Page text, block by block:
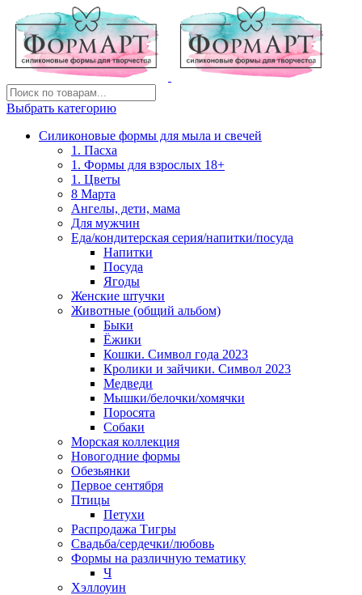
Выбрать категорию
Силиконовые формы для мыла и свечей
1. Пасха
1. Формы для взрослых 18+
1. Цветы
8 Марта
Ангелы, дети, мама
Для мужчин
Еда/кондитерская серия/напитки/посуда
Напитки
Посуда
Ягоды
Женские штучки
Животные (общий альбом)
Быки
Ёжики
Кошки. Символ года 2023
Кролики и зайчики. Символ 2023
Медведи
Мышки/белочки/хомячки
Поросята
Собаки
Морская коллекция
Новогодние формы
Обезьянки
Первое сентября
Птицы
Петухи
Распродажа Тигры
Свадьба/сердечки/любовь
Формы на различную тематику
Ч
Хэллоуин